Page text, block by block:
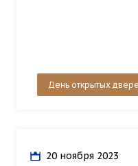
День открытых
20 ноября 2023